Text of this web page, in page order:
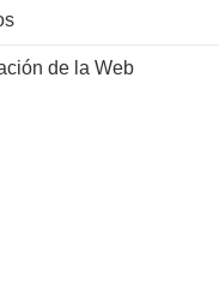
de la Web